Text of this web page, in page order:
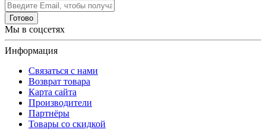
Готово
Мы в соцсетях
Информация
Связаться с нами
Возврат товара
Карта сайта
Производители
Партнёры
Товары со скидкой